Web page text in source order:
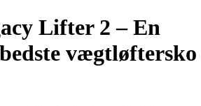
Lifter 2 – En
vægtløftersko